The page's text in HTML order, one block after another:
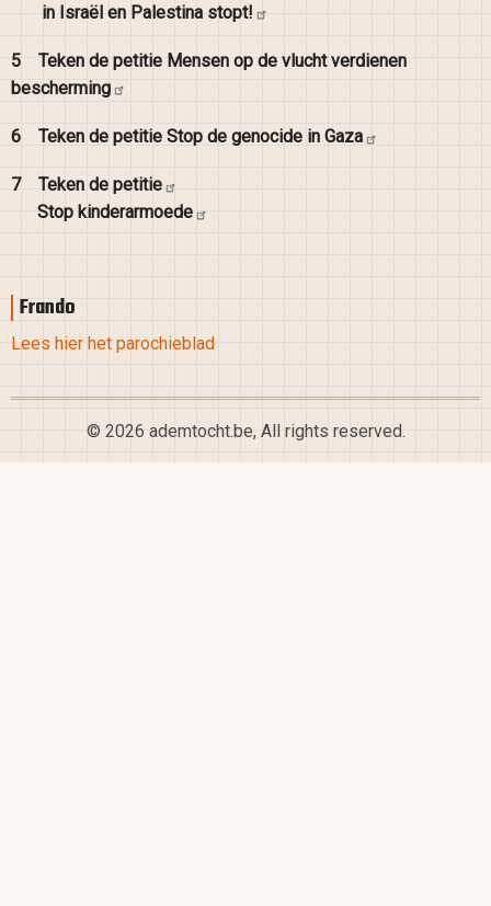
in Israël en Palestina stopt!
5 Teken de petitie Mensen op de vlucht verdienen
bescherming
6 Teken de petitie Stop de genocide in Gaza
7 Teken de petitie
Stop kinderarmoede
Frando
Lees hier het parochieblad
© 2026 ademtocht.be, All rights reserved.